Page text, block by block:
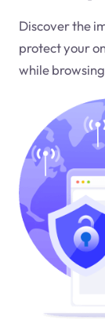
Discover the
protect your
while